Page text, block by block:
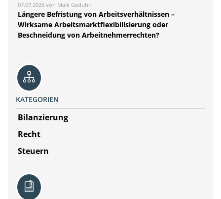
07.07.2026 von Maik Geduhn
Längere Befristung von Arbeitsverhältnissen –
Wirksame Arbeitsmarktflexibilisierung oder
Beschneidung von Arbeitnehmerrechten?
KATEGORIEN
Bilanzierung
Recht
Steuern